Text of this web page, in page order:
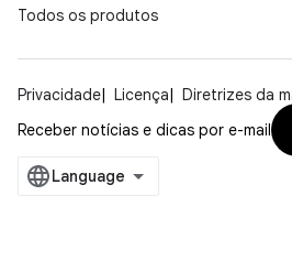
Todos os produtos
Privacidade Licença Diretrizes da
Receber notícias e dicas por e-mail